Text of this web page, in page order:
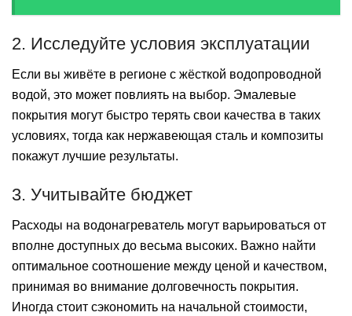
2. Исследуйте условия эксплуатации
Если вы живёте в регионе с жёсткой водопроводной
водой, это может повлиять на выбор. Эмалевые
покрытия могут быстро терять свои качества в таких
условиях, тогда как нержавеющая сталь и композиты
покажут лучшие результаты.
3. Учитывайте бюджет
Расходы на водонагреватель могут варьироваться от
вполне доступных до весьма высоких. Важно найти
оптимальное соотношение между ценой и качеством,
принимая во внимание долговечность покрытия.
Иногда стоит сэкономить на начальной стоимости,